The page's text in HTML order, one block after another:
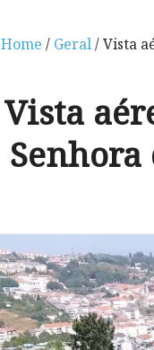
Home / Geral/ Vista
Vista
Senhora